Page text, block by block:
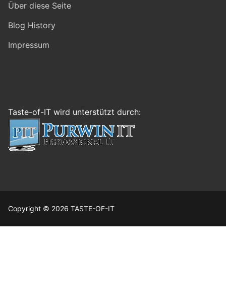
Über diese Seite
Blog History
Impressum
Taste-of-IT wird unterstützt durch:
Copyright © 2026 TASTE-OF-IT